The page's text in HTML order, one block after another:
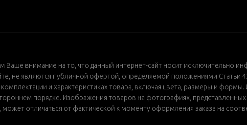
внимание на то, что данный интернет-сайт носит исключительно
не являются публичной офертой, определяемой положениями Статьи
и характеристиках товара, включая цвета, размеры и формы.
порядке. Изображения товаров на фотографиях, представленных
может отличаться от фактической к моменту оформления заказа на